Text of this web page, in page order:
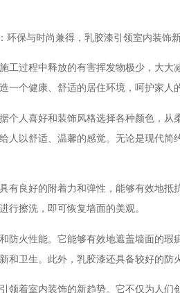
过程中释放的有害挥发物极少，大大
个健康、舒适的居住环境，呵护家人
人喜好和装饰风格选择各种颜色，从
以舒适、温馨的感觉。无论是现代
良好的附着力和弹性，能够有效地抵
行擦洗，即可恢复墙面的美观。
火性能。它能够有效地遮盖墙面的瑕
卫生。此外，乳胶漆还具备较好的防
着室内装饰的新趋势。它不仅为人们